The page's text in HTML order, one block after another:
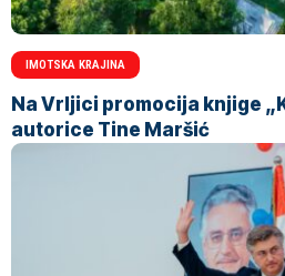
IMOTSKA KRAJINA
Na Vrljici promocija knjige
autorice Tine Maršić